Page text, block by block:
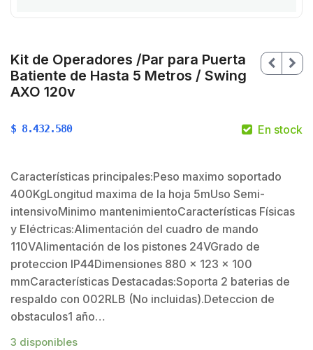
Kit de Operadores /Par para Puerta
Batiente de Hasta 5 Metros / Swing
AXO 120v
$
$ 8.432.580 En stock
Características principales:Peso maximo soportado
400KgLongitud maxima de la hoja 5mUso Semi-
intensivoMinimo mantenimientoCaracterísticas Físicas
y Eléctricas:Alimentación del cuadro de mando
110VAlimentación de los pistones 24VGrado de
proteccion IP44Dimensiones 880 x 123 x 100
mmCaracterísticas Destacadas:Soporta 2 baterias de
respaldo con 002RLB (No incluidas).Deteccion de
obstaculos1 año…
3 disponibles